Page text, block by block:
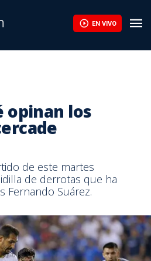
EN VIVO
opinan los
de este martes
de derrotas que ha
Fernando Suárez.